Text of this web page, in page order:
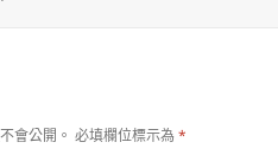
會公開。 必填欄位標示為*